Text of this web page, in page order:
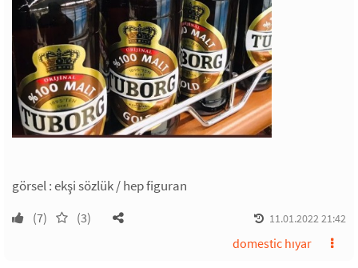
görsel : ekşi sözlük / hep figuran
(7) (3) 11.01.2022 21:42
domestic hıyar